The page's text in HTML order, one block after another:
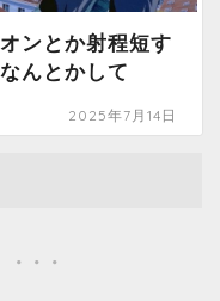
ンとか射程短す
んとかして
2025年7月14日